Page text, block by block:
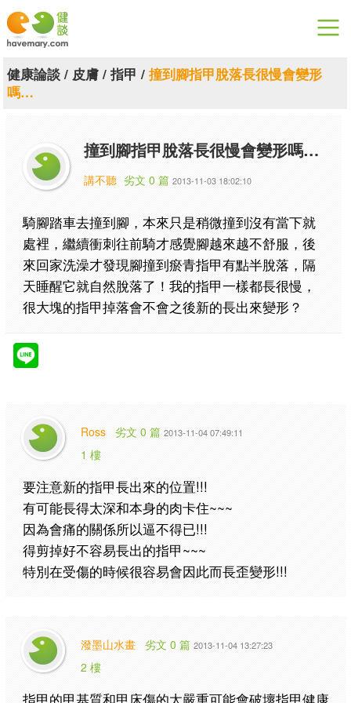
漫漫健康
關於健談
聯絡我們
健康論談/ 皮膚/ 指甲 / 撞到腳指甲脫落長很慢會變形
嗎…
撞到腳指甲脫落長很慢會變形嗎…
講不聽 劣文 0 篇 2013-11-03 18:02:10
騎腳踏車去撞到腳，本來只是稍微撞到沒有當下就
處裡，繼續衝刺往前騎才感覺腳越來越不舒服，後
來回家洗澡才發現腳撞到瘀青指甲有點半脫落，隔
天睡醒它就自然脫落了！我的指甲一樣都長很慢，
很大塊的指甲掉落會不會之後新的長出來變形？
Ross 劣文 0 篇 2013-11-04 07:49:11
1 樓
要注意新的指甲長出來的位置!!!
有可能長得太深和本身的肉卡住~~~
因為會痛的關係所以逼不得已!!!
得剪掉好不容易長出的指甲~~~
特別在受傷的時候很容易會因此而長歪變形!!!
潑墨山水畫 劣文 0 篇 2013-11-04 13:27:23
2 樓
指甲的甲基質和甲床傷的太嚴重可能會破壞指甲健康